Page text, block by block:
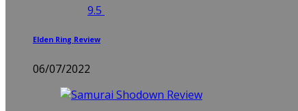
9.5
Elden Ring Review
06/07/2022